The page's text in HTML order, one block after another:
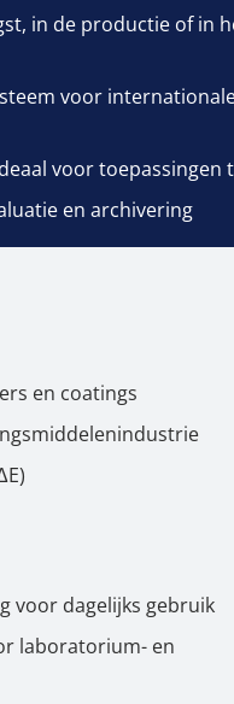
in de productie of in
voor
voor toepassingen
en archivering
en coatings
voor dagelijks gebruik
laboratorium- en